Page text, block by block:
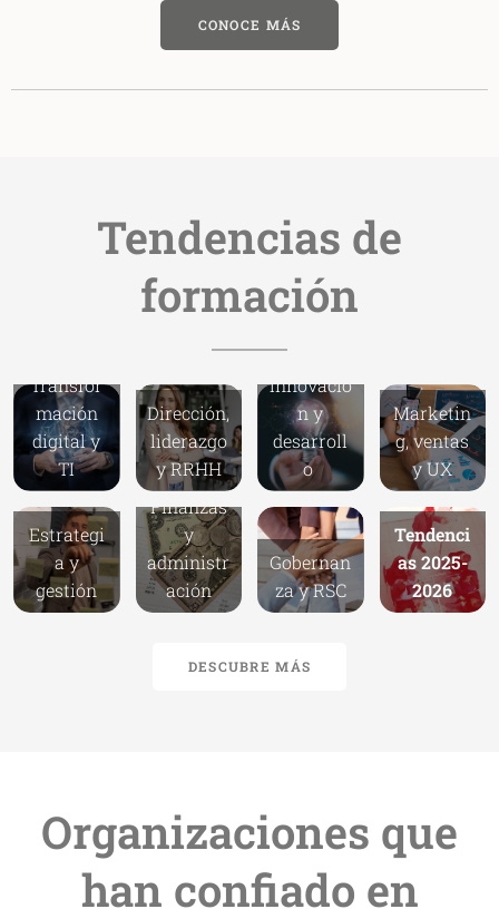
CONOCE MÁS
Tendencias de
formación
Transfor
mación
digital y
TI
Dirección,
liderazgo
y RRHH
Innovació
n y
desarroll
o
Marketin
g, ventas
y UX
Estrategi
a y
gestión
Finanzas
y
administr
ación
Gobernan
za y RSC
Tendenci
as 2025-
2026
DESCUBRE MÁS
Organizaciones que
han confiado en